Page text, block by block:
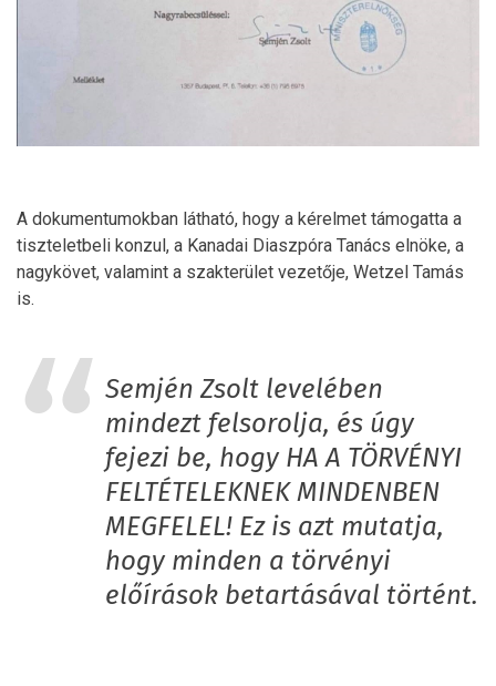
A dokumentumokban látható, hogy a kérelmet támogatta a
tiszteletbeli konzul, a Kanadai Diaszpóra Tanács elnöke, a
nagykövet, valamint a szakterület vezetője, Wetzel Tamás
is.
Semjén Zsolt levelében
mindezt felsorolja, és úgy
fejezi be, hogy HA A TÖRVÉNYI
FELTÉTELEKNEK MINDENBEN
MEGFELEL! Ez is azt mutatja,
hogy minden a törvényi
előírások betartásával történt.